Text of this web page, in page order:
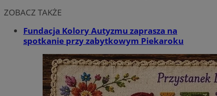
ZOBACZ TAKŻE
Fundacja Kolory Autyzmu zaprasza na
spotkanie przy zabytkowym Piekaroku